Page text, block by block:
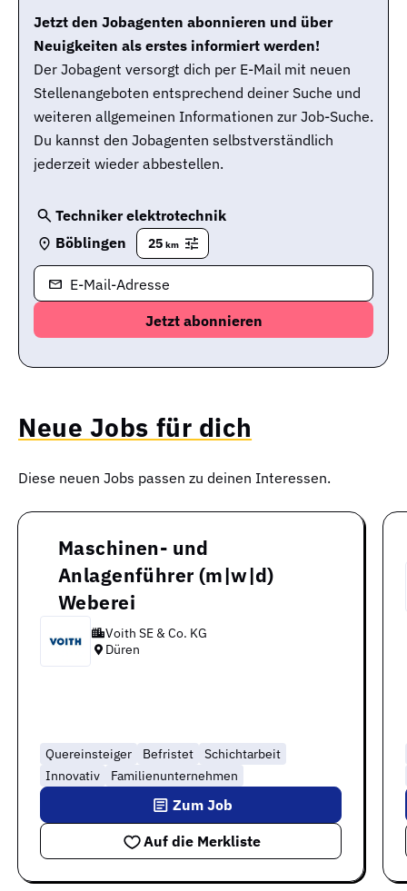
Jetzt den Jobagenten abonnieren und über
Neuigkeiten als erstes informiert werden!
Der Jobagent versorgt dich per E-Mail mit neuen
Stellenangeboten entsprechend deiner Suche und
weiteren allgemeinen Informationen zur Job-Suche.
Du kannst den Jobagenten selbstverständlich
jederzeit wieder abbestellen.
Techniker elektrotechnik
Böblingen
25 km
E-Mail-Adresse
Neue Jobs für dich
Diese neuen Jobs passen zu deinen Interessen.
Maschinen- und
Anlagenführer (m|w|d)
Weberei
Voith SE & Co. KG
Düren
Quereinsteiger Befristet
Schichtarbeit
Innovativ
Familienunternehmen
Auf die Merkliste
Zum Job